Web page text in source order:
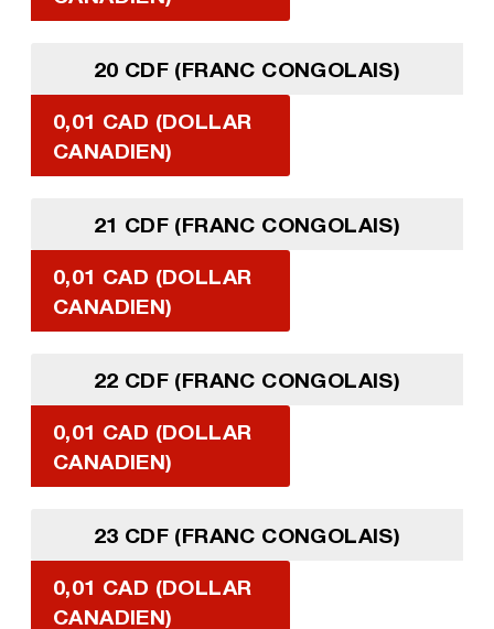
20 CDF (FRANC CONGOLAIS)
0,01 CAD (DOLLAR
CANADIEN)
21 CDF (FRANC CONGOLAIS)
0,01 CAD (DOLLAR
CANADIEN)
22 CDF (FRANC CONGOLAIS)
0,01 CAD (DOLLAR
CANADIEN)
23 CDF (FRANC CONGOLAIS)
0,01 CAD (DOLLAR
CANADIEN)